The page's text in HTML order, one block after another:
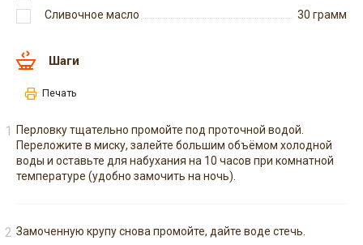
Сливочное масло
30 грамм
Шаги
Печать
Перловку тщательно промойте под проточной водой.
Переложите в миску, залейте большим объёмом холодной
воды и оставьте для набухания на 10 часов при комнатной
температуре (удобно замочить на ночь).
Замоченную крупу снова промойте, дайте воде стечь.